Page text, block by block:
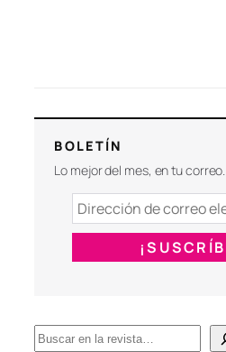
BOLETÍN
Lo mejor del mes, en tu correo.
B